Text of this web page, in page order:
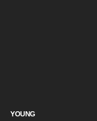
YOUNG